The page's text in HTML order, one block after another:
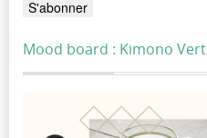
Mood board : Kimono Vert